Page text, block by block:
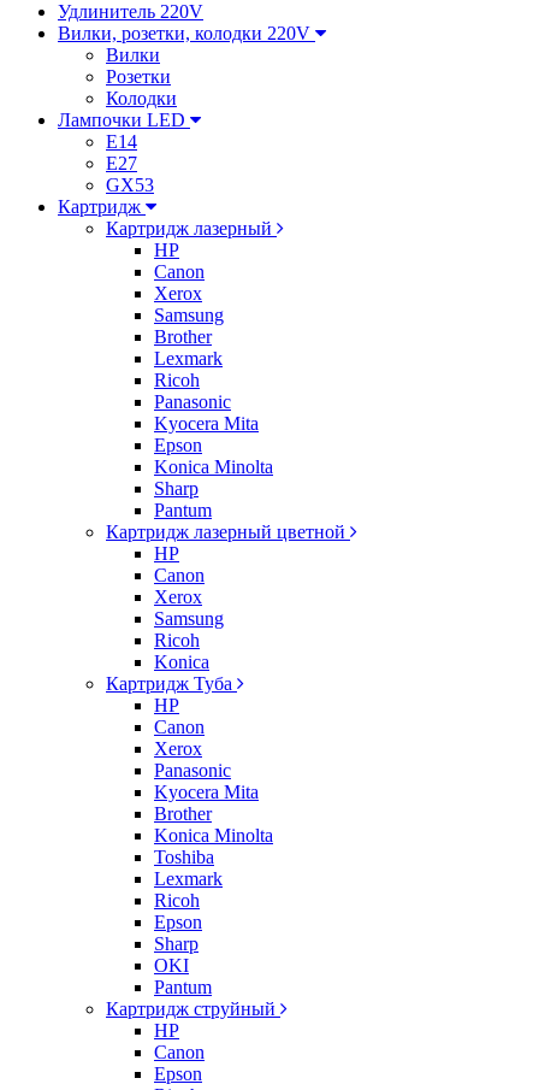
Удлинитель 220V
Вилки, розетки, колодки 220V
Вилки
Розетки
Колодки
Лампочки LED
E14
E27
GX53
Картридж
Картридж лазерный
HP
Canon
Xerox
Samsung
Brother
Lexmark
Ricoh
Panasonic
Kyocera Mita
Epson
Konica Minolta
Sharp
Pantum
Картридж лазерный цветной
HP
Canon
Xerox
Samsung
Ricoh
Konica
Картридж Туба
HP
Canon
Xerox
Panasonic
Kyocera Mita
Brother
Konica Minolta
Toshiba
Lexmark
Ricoh
Epson
Sharp
OKI
Pantum
Картридж струйный
HP
Canon
Epson